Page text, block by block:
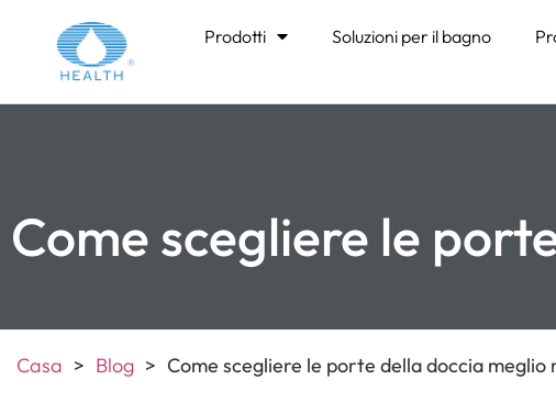
Prodotti Soluzioni per il bagno
Come scegliere le
Casa > Blog > Come scegliere le porte della doccia meglio